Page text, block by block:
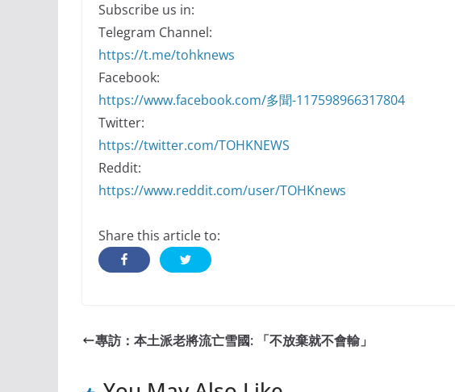
Subscribe us in:
Telegram Channel:
https://t.me/tohknews
Facebook:
https://www.facebook.com/多聞-117598966317804
Twitter:
https://twitter.com/TOHKNEWS
Reddit:
https://www.reddit.com/user/TOHKnews
Share this article to:
專訪：本土派老將流亡雪國: 「不放棄就不會輸」